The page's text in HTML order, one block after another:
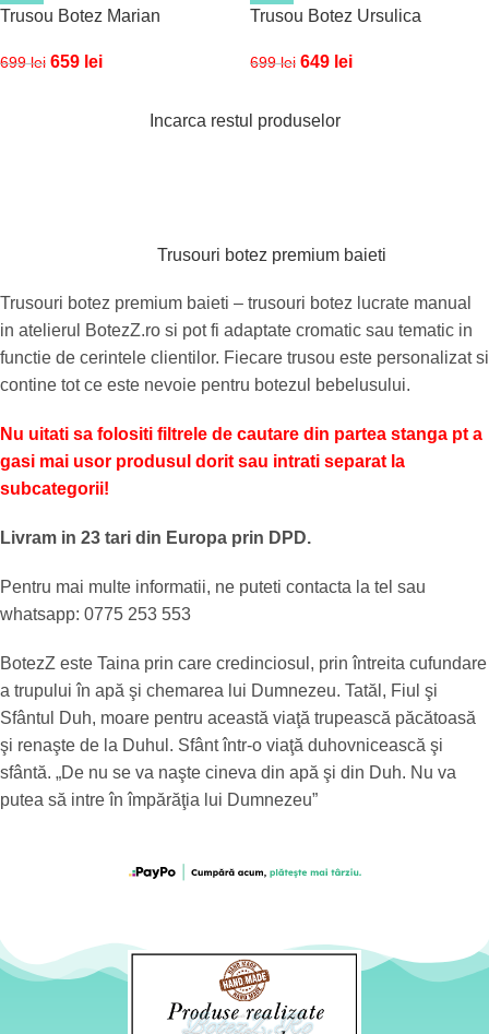
Trusou Botez Marian
699lei 659 lei
Trusou Botez Ursulica
699lei 649 lei
Incarca restul produselor
Trusouri botez premium baieti
Trusouri botez premium baieti – trusouri botez lucrate manual
in atelierul BotezZ.ro si pot fi adaptate cromatic sau tematic in
functie de cerintele clientilor. Fiecare trusou este personalizat si
contine tot ce este nevoie pentru botezul bebelusului.
Nu uitati sa folositi filtrele de cautare din partea stanga pt a
gasi mai usor produsul dorit sau intrati separat la
subcategorii!
Livram in 23 tari din Europa prin DPD.
Pentru mai multe informatii, ne puteti contacta la tel sau
whatsapp: 0775 253 553
BotezZ este Taina prin care credinciosul, prin întreita cufundare
a trupului în apă şi chemarea lui Dumnezeu. Tatăl, Fiul şi
Sfântul Duh, moare pentru această viaţă trupească păcătoasă
şi renaşte de la Duhul. Sfânt într-o viaţă duhovnicească şi
sfântă. „De nu se va naşte cineva din apă şi din Duh. Nu va
putea să intre în împărăţia lui Dumnezeu”